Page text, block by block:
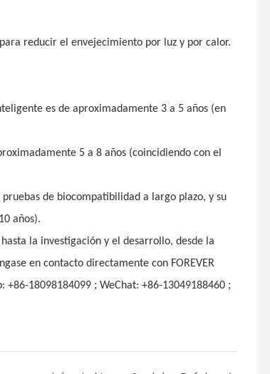
reducir el envejecimiento por luz y por calor.
es de aproximadamente 3 a 5 años (en
5 a 8 años (coincidiendo con el
de biocompatibilidad a largo plazo, y su
años).
hasta la investigación y el desarrollo, desde la
en contacto directamente con FOREVER
+86-18098184099 ; WeChat: +86-13049188460 ;